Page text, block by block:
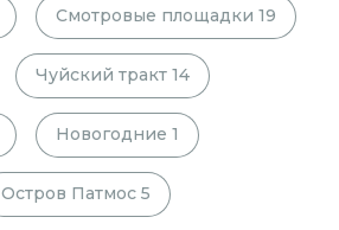
Смотровые площадки 19
Чуйский тракт 14
Новогодние 1
Остров Патмос 5